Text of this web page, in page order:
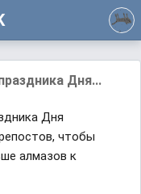
Дня...
Дня
чтобы
алмазов к